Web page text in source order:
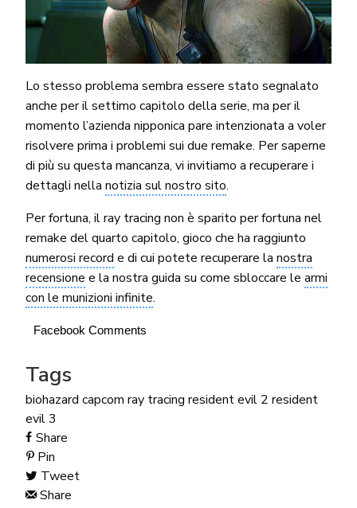
Lo stesso problema sembra essere stato segnalato
anche per il settimo capitolo della serie, ma per il
momento l’azienda nipponica pare intenzionata a voler
risolvere prima i problemi sui due remake. Per saperne
di più su questa mancanza, vi invitiamo a recuperare i
dettagli nella notizia sul nostro sito.
Per fortuna, il ray tracing non è sparito per fortuna nel
remake del quarto capitolo, gioco che ha raggiunto
numerosi record e di cui potete recuperare lanostra
recensione e la nostra guida su come sbloccare learmi
con le munizioni infinite.
Facebook Comments
Tags
biohazard capcom ray tracing resident evil 2 resident
evil 3
Share
Pin
Tweet
Share